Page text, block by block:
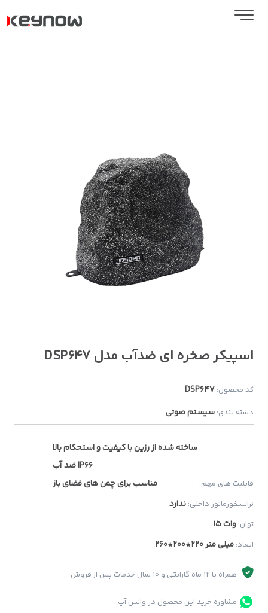
اسپیکر صخره ای ضدآب مدل DSP647
دسته بندی: سیستم صوتی
کد محصول: DSP647
قابلیت های مهم:
ساخته شده از رزین با کیفیت و استحکام بالا
ضد آب IP66
مناسب برای چمن های فضای باز
ترانسفورماتور داخلی: ندارد
توان: 15 وات
ابعاد: 260*200*220 میلی متر
همراه با 12 ماه گارانتی و 10 سال خدمات پس از فروش
مشاوره خرید این محصول در واتس آپ